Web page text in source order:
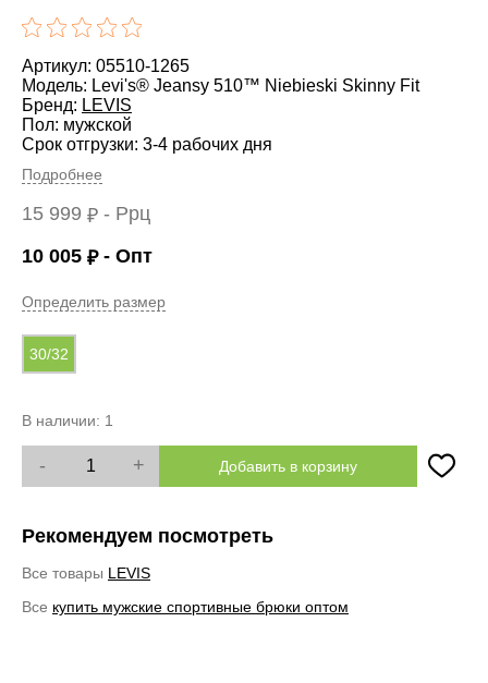
Артикул: 05510-1265
Модель: Levi's® Jeansy 510™ Niebieski Skinny Fit
Бренд: LEVIS
Пол: мужской
Срок отгрузки: 3-4 рабочих дня
Подробнее
15 999 ₽ - Ррц
10 005 ₽- Опт
Определить размер
30/32
В наличии: 1
- + Добавить в корзину
Рекомендуем посмотреть
Все товары LEVIS
Все купить мужские спортивные брюки оптом